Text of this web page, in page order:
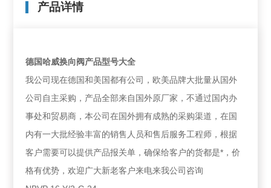
产品详情
德国哈威换向阀产品型号大全
我公司现在德国和美国都有公司，欧美品牌大批量从国外
公司自主采购，产品全部来自国外原厂家，不通过国内办
事处和贸易商，本公司在国外拥有成熟的采购渠道，在国
内有一大批经验丰富的销售人员和售后服务工程师，根据
客户需要可以提供产品报关单，确保给客户的货都是*，价
格有优势，欢迎广大新老客户来电来我公司咨询